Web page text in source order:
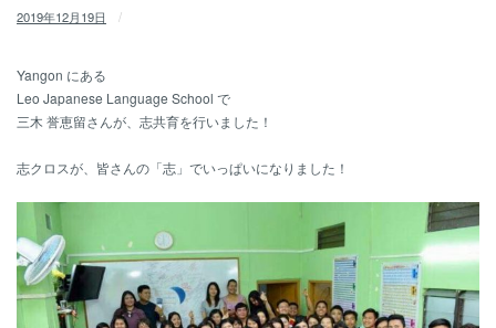
2019年12月19日 /
Yangon にある
Leo Japanese Language School で
三木 誉恵留さんが、志共育を行いました！
志クロスが、皆さんの「志」でいっぱいになりました！